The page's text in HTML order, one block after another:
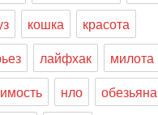
кошка
красота
лайфхак
милота
нло
обезьяна